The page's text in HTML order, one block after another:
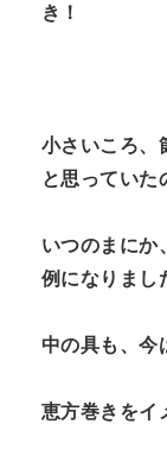
き！
小さいころ、
と思っていた
いつのまにか
例になりまし
中の具も、今
恵方巻きをイ